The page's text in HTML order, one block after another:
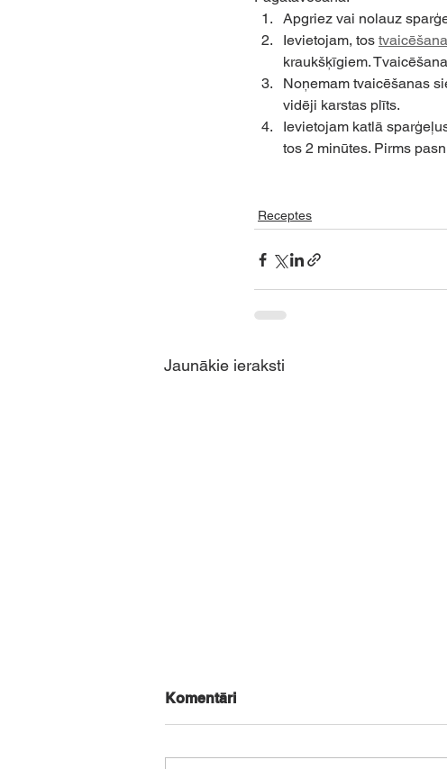
Apgriez vai nolauz
Ievietojam, tos
kraukšķīgiem.
Noņemam tvaicēšanas
vidēji karstas plīts.
Ievietojam katlā
tos 2 minūtes. Pirms
Receptes
Jaunākie ieraksti
Komentāri